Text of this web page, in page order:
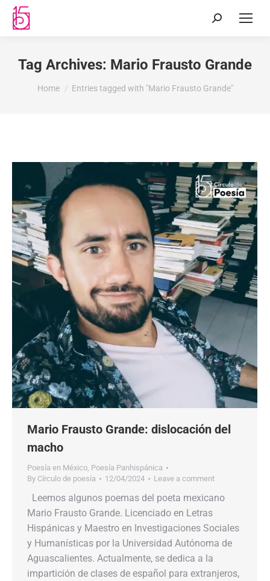
Tag Archives: Mario Frausto Grande
You are here:
Home Entries tagged with "Mario Frausto Grande"
Mario Frausto Grande: dislocación del
macho
Poesía en México, Poesía Panhispánica
By Círculo de poesía 12/04/2024 Leave a comment
Leemos algunos poemas del poeta mexicano
Mario Frausto Grande. Licenciado en Letras
Hispánicas y Maestro en Investigaciones Sociales
y Humanísticas por la Universidad Autónoma de
Aguascalientes. Actualmente, se dedica a la
impartición de clases de español para extranjeros,